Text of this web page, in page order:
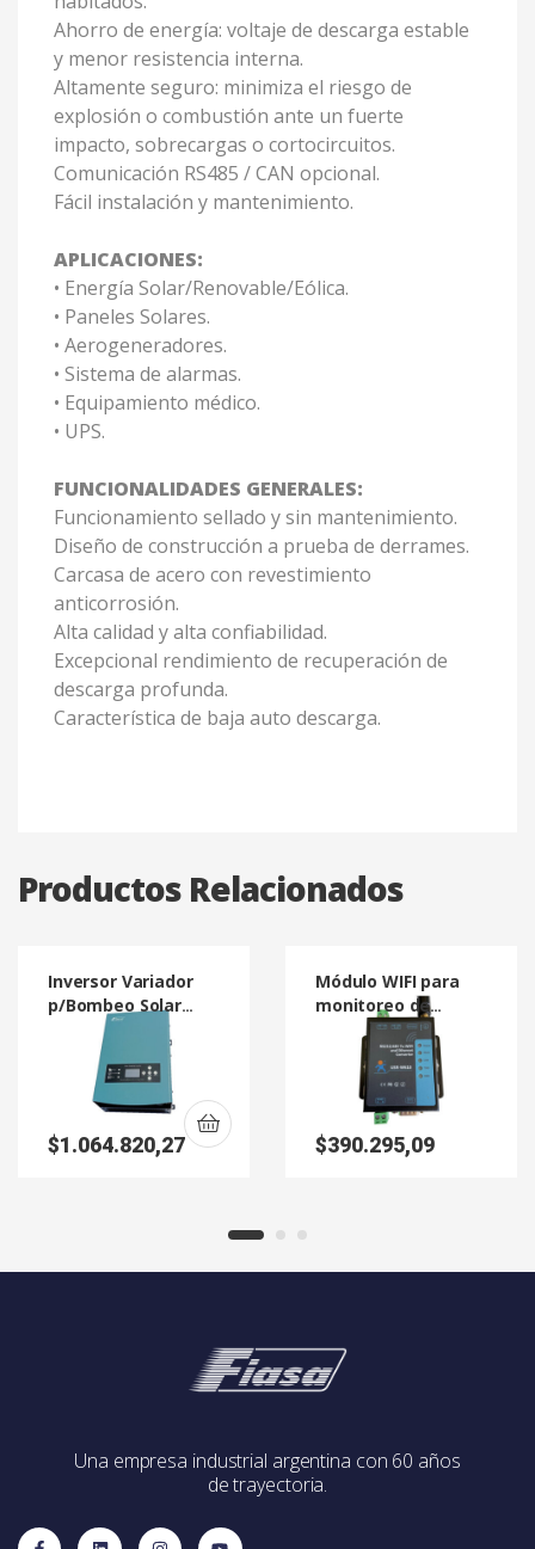
Ahorro de energía: voltaje de descarga estable
y menor resistencia interna.
Altamente seguro: minimiza el riesgo de
explosión o combustión ante un fuerte
impacto, sobrecargas o cortocircuitos.
Comunicación RS485 / CAN opcional.
Fácil instalación y mantenimiento.
APLICACIONES:
• Energía Solar/Renovable/Eólica.
• Paneles Solares.
• Aerogeneradores.
• Sistema de alarmas.
• Equipamiento médico.
• UPS.
FUNCIONALIDADES GENERALES:
Funcionamiento sellado y sin mantenimiento.
Diseño de construcción a prueba de derrames.
Carcasa de acero con revestimiento
anticorrosión.
Alta calidad y alta confiabilidad.
Excepcional rendimiento de recuperación de
descarga profunda.
Característica de baja auto descarga.
Productos Relacionados
Inversor Variador
p/Bombeo Solar
HSPH750LB
$1.064.820,27
Módulo WIFI para
monitoreo de
Inversores de
Bombeo
$390.295,09
Una empresa industrial argentina con 60 años
de trayectoria.